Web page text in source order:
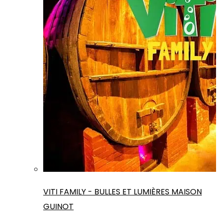
VITI FAMILY - BULLES ET LUMIÈRES MAISON
GUINOT